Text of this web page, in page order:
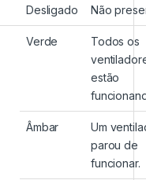
Desligado Não
Verde
Todos os
estão
Âmbar
Um
parou de
funcionar.